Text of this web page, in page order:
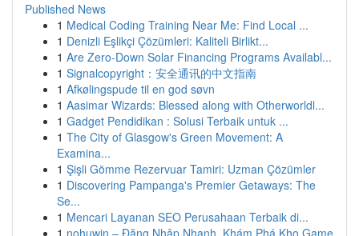
Published News
1 Medical Coding Training Near Me: Find Local ...
1 Denizli Eşlikçi Çözümleri: Kaliteli Birlikt...
1 Are Zero-Down Solar Financing Programs Availabl...
1 Signalcopyright：安全通讯的中文指南
1 Afkølingspude til en god søvn
1 Aasimar Wizards: Blessed along with Otherworldl...
1 Gadget Pendidikan : Solusi Terbaik untuk ...
1 The City of Glasgow's Green Movement: A
Examina...
1 Şişli Gömme Rezervuar Tamiri: Uzman Çözümler
1 Discovering Pampanga's Premier Getaways: The
Se...
1 Mencari Layanan SEO Perusahaan Terbaik di...
1 nohuwin – Đăng Nhập Nhanh, Khám Phá Kho Game